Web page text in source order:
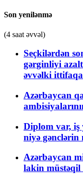
Son yenilənmə
(4 saat əvvəl)
Seçkilərdən
gərginliyi
əvvəlki ittifaqa
Azərbaycan
Diplom var, iş
niyə gənclərin
Azərbaycan
lakin müstəqil